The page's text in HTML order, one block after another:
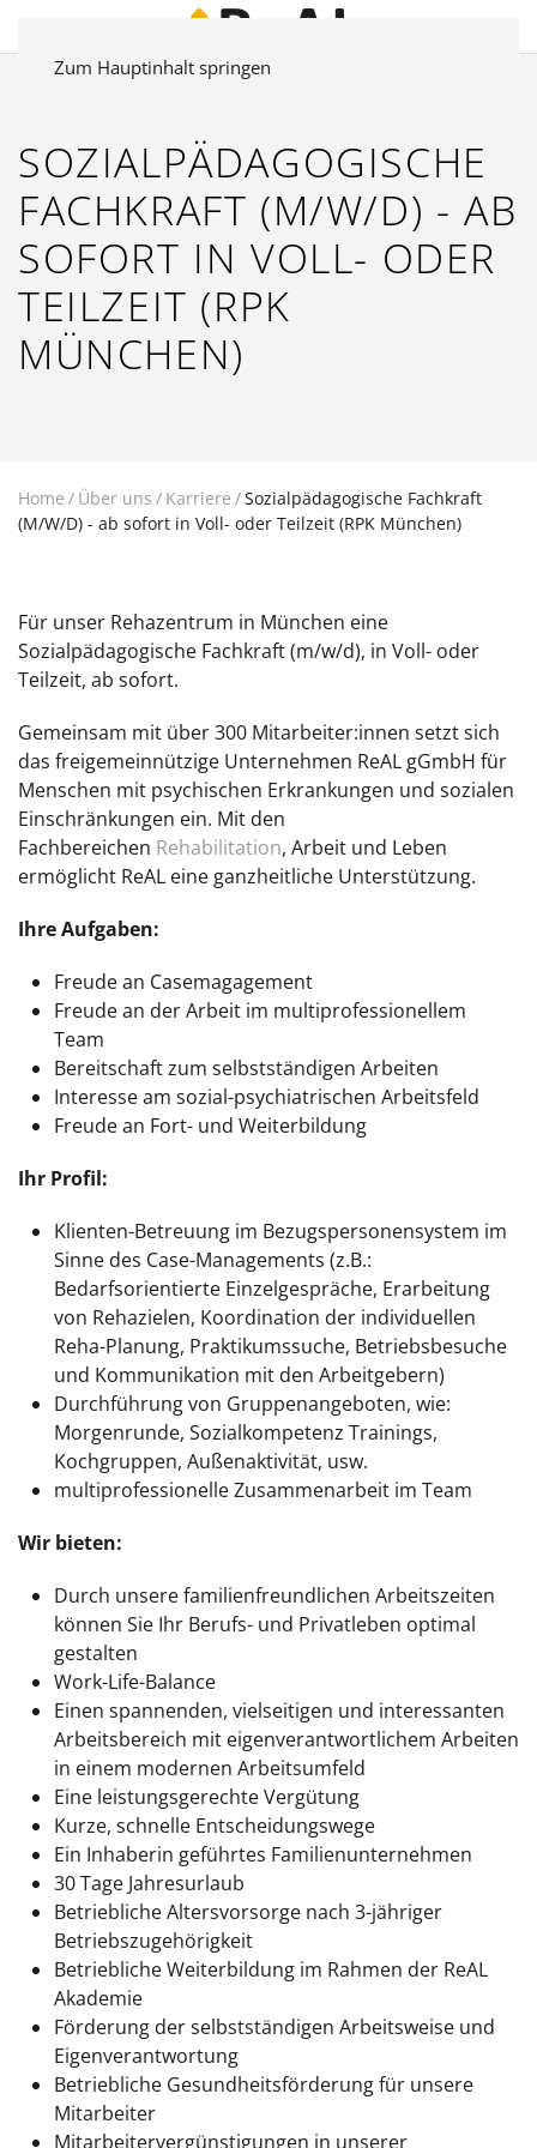
Zum Hauptinhalt springen
SOZIALPÄDAGOGISCHE
FACHKRAFT (M/W/D) - AB
SOFORT IN VOLL- ODER
TEILZEIT (RPK
MÜNCHEN)
Home Über uns Karriere
Sozialpädagogische Fachkraft
(M/W/D) - ab sofort in Voll- oder Teilzeit (RPK München)
Für unser Rehazentrum in München eine
Sozialpädagogische Fachkraft (m/w/d), in Voll- oder
Teilzeit, ab sofort.
Gemeinsam mit über 300 Mitarbeiter:innen setzt sich
das freigemeinnützige Unternehmen ReAL gGmbH für
Menschen mit psychischen Erkrankungen und sozialen
Einschränkungen ein. Mit den
Fachbereichen Rehabilitation, Arbeit und Leben
ermöglicht ReAL eine ganzheitliche Unterstützung.
Ihre Aufgaben:
Freude an Casemagagement
Freude an der Arbeit im multiprofessionellem
Team
Bereitschaft zum selbstständigen Arbeiten
Interesse am sozial-psychiatrischen Arbeitsfeld
Freude an Fort- und Weiterbildung
Ihr Profil:
Klienten-Betreuung im Bezugspersonensystem im
Sinne des Case-Managements (z.B.:
Bedarfsorientierte Einzelgespräche, Erarbeitung
von Rehazielen, Koordination der individuellen
Reha-Planung, Praktikumssuche, Betriebsbesuche
und Kommunikation mit den Arbeitgebern)
Durchführung von Gruppenangeboten, wie:
Morgenrunde, Sozialkompetenz Trainings,
Kochgruppen, Außenaktivität, usw.
multiprofessionelle Zusammenarbeit im Team
Wir bieten:
Durch unsere familienfreundlichen Arbeitszeiten
können Sie Ihr Berufs- und Privatleben optimal
gestalten
Work-Life-Balance
Einen spannenden, vielseitigen und interessanten
Arbeitsbereich mit eigenverantwortlichem Arbeiten
in einem modernen Arbeitsumfeld
Eine leistungsgerechte Vergütung
Kurze, schnelle Entscheidungswege
Ein Inhaberin geführtes Familienunternehmen
30 Tage Jahresurlaub
Betriebliche Altersvorsorge nach 3-jähriger
Betriebszugehörigkeit
Betriebliche Weiterbildung im Rahmen der ReAL
Akademie
Förderung der selbstständigen Arbeitsweise und
Eigenverantwortung
Betriebliche Gesundheitsförderung für unsere
Mitarbeiter
Mitarbeitervergünstigungen in unserer